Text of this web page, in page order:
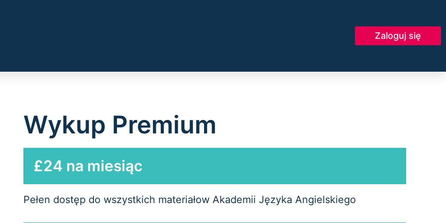
Zaloguj się
Wykup Premium
£24 na miesiąc
Pełen dostęp do wszystkich materiałow Akademii Języka Angielskiego